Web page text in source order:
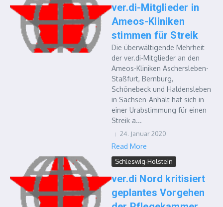
ver.di-Mitglieder in
Ameos-Kliniken
stimmen für Streik
Die überwältigende Mehrheit
der ver.di-Mitglieder an den
Ameos-Kliniken Aschersleben-
Staßfurt, Bernburg,
Schönebeck und Haldensleben
in Sachsen-Anhalt hat sich in
einer Urabstimmung für einen
Streik a...
24. Januar 2020
Read More
Schleswig-Holstein
ver.di Nord kritisiert
geplantes Vorgehen